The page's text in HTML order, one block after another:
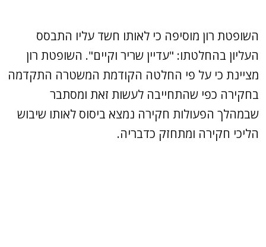
השופטת רון מוסיפה כי לאותו חשד עליו התבסס
העליון בהחלטתו: "עדיין שריר וקיים". השופטת רון
מציינת כי על פי החלטה הקודמת המשטרה התקדמה
בחקירה כפי שהתחייבה לעשות זאת ומסתבר
שבמהלך הפעולות חקירה נמצא ביסוס לאותו שיבוש
הליכי חקירה ומתחזק כדבריה.